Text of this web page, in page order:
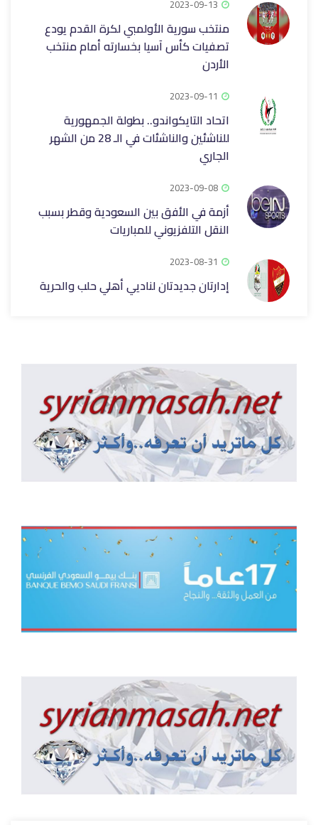
2023-09-13
منتخب سورية الأولمبي لكرة القدم يودع
تصفيات كأس آسيا بخسارته أمام منتخب
الأردن
2023-09-11
اتحاد التايكواندو.. بطولة الجمهورية
للناشئين والناشئات في الـ 28 من الشهر
الجاري
2023-09-08
أزمة في الأفق بين السعودية وقطر بسبب
النقل التلفزيوني للمباريات
2023-08-31
إدارتان جديدتان لناديي أهلي حلب والحرية